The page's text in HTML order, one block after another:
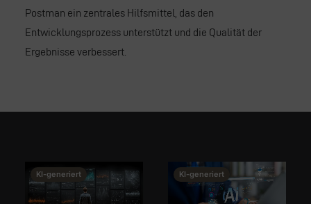
Postman ein zentrales Hilfsmittel, das den
Entwicklungsprozess unterstützt und die Qualität der
Ergebnisse verbessert.
KI-generiert KI-generiert